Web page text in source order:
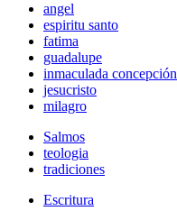
angel
espiritu santo
fatima
guadalupe
inmaculada concepción
jesucristo
milagro
Salmos
teologia
tradiciones
Escritura